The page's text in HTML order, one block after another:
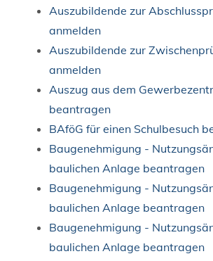
Auszubildende zur
anmelden
Auszubildende zur
anmelden
Auszug aus dem
beantragen
BAföG für einen Schulbesuch
Baugenehmigung -
baulichen Anlage beantragen
Baugenehmigung -
baulichen Anlage beantragen
Baugenehmigung -
baulichen Anlage beantragen